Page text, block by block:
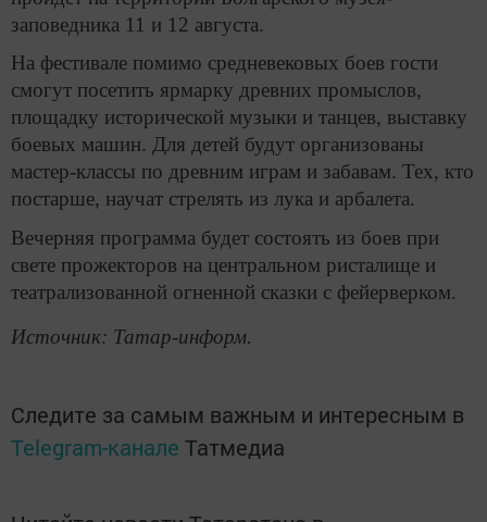
заповедника 11 и 12 августа.
На фестивале помимо средневековых боев гости
смогут посетить ярмарку древних промыслов,
площадку исторической музыки и танцев, выставку
боевых машин. Для детей будут организованы
мастер-классы по древним играм и забавам. Тех, кто
постарше, научат стрелять из лука и арбалета.
Вечерняя программа будет состоять из боев при
свете прожекторов на центральном ристалище и
театрализованной огненной сказки с фейерверком.
Источник: Татар-информ.
Следите за самым важным и интересным в
Telegram-канале Татмедиа